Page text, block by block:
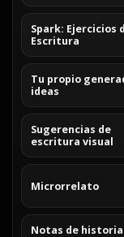
Spark: Ejercicios
Escritura
Tu propio
ideas
Sugerencias de
escritura visual
Microrrelato
Notas de historia